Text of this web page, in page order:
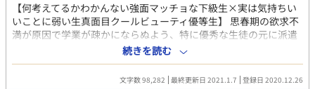
【何考えてるかわかんない強面マッチョな下級生×実は気持ちい
いことに弱い生真面目クールビューティ優等生】 思春期の欲求不
満が原因で学業が疎かにならぬよう、特に優秀な生徒の元に派遣
され、性的な奉仕をしてくれる極秘の奉仕委員制度が存在する男
女共学の王立グランディール学院。 『笑わないプリンス』と呼ば
れる筆頭監督生のアリスティドが出来心で委員を呼び出してみた
続きを読む
文字数 98,282 最終更新日 2021.1.7 登録日 2020.12.26